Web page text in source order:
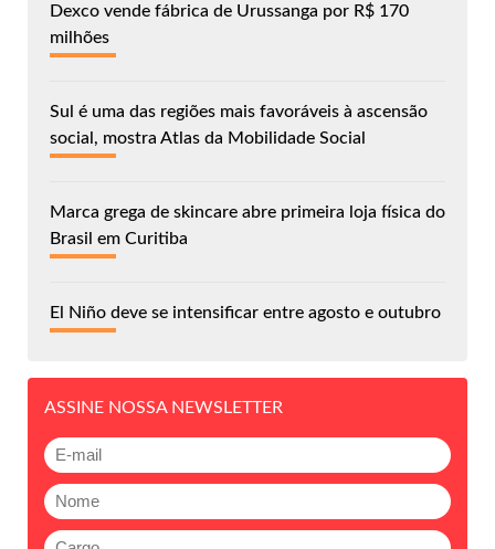
Dexco vende fábrica de Urussanga por R$ 170
milhões
Sul é uma das regiões mais favoráveis à ascensão
social, mostra Atlas da Mobilidade Social
Marca grega de skincare abre primeira loja física do
Brasil em Curitiba
El Niño deve se intensificar entre agosto e outubro
ASSINE NOSSA NEWSLETTER